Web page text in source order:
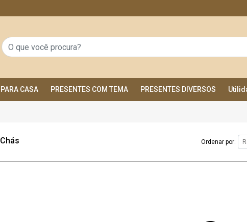
PARA CASA PRESENTES COM TEMA PRESENTES DIVERSOS
Chás Ordenar por: